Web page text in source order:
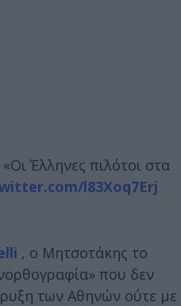
Έλληνες πιλότοι στα
l83Xoq7Erj
, ο Μητσοτάκης το
που δεν
των Αθηνών ούτε με